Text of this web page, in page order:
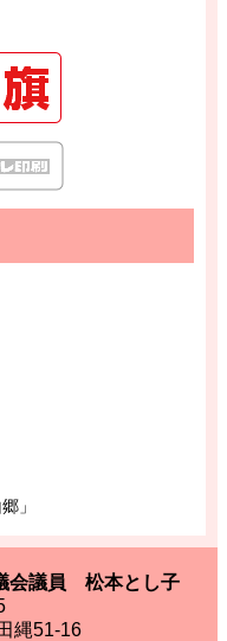
」
会議員 松本とし子
縄51-16